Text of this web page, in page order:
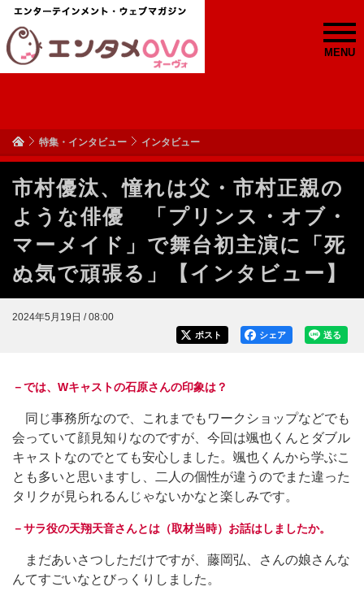
MENU
特集・インタビュー インタビュー
市村優汰、憧れは父・市村正親の
ような俳優 「プリンス・オブ・
マーメイド」で舞台初主演に「死
ぬ気で頑張る」【インタビュー】
2024年5月19日 / 08:00
送る
シェア
ポスト
－では、Wキャストの石原さんの印象は？
同じ事務所なので、これまでもワークショップなどでも
会っていて顔見知りなのですが、今回は颯也くんとダブル
キャストなのでとても安心しました。颯也くんから学ぶこ
とも多いと思いますし、二人の個性が違うのでまた違った
タリクが見られるんじゃないかなと楽しみです。
－サラ役の天翔天音さんとは（取材当時）お話はしましたか。
まだあいさつしただけですが、藤岡弘、さんの娘さんな
んてすごいなとびっくりしました。